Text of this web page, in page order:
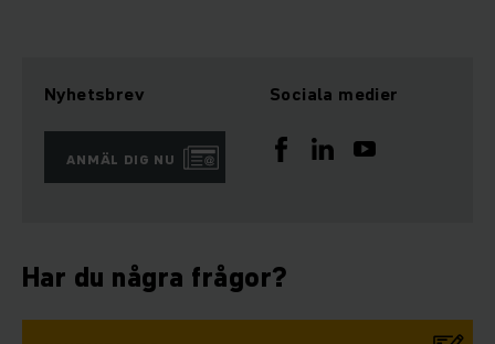
Nyhetsbrev
ANMÄL DIG NU
Sociala medier
Har du några frågor?